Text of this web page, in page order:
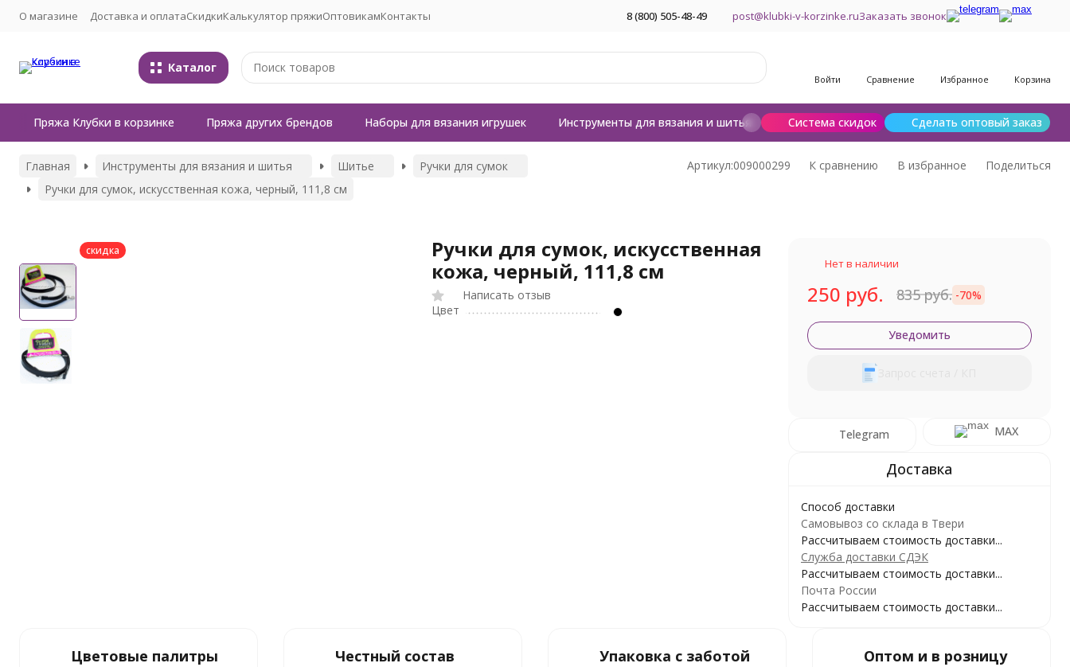
О магазине Доставка и оплатаСкидкиКалькулятор пряжиОптовикамКонтакты 8 (800) 505-48-49 post@klubki-v-korzinke.ruЗаказать звонок
Каталог
Войти Сравнение Избранное Корзина
Система скидок Сделать оптовый заказ
Пряжа Клубки в корзинке Пряжа других брендов Наборы для вязания игрушек Инструменты для вязания и шитья Шерсть для валяния
Главная Инструменты для вязания и шитья Шитье
Ручки для сумок
Ручки для сумок, искусственная кожа, черный, 111,8 см
Артикул:009000299 К сравнению В избранное Поделиться
скидка
Ручки для сумок, искусственная
кожа, черный, 111,8 см
Написать отзыв
Цвет
Нет в наличии
250 руб. 835 руб. -70%
Уведомить
Telegram MAX
Способ доставки
Самовывоз со склада в Твери
Рассчитываем стоимость доставки...
Служба доставки СДЭК
Рассчитываем стоимость доставки...
Почта России
Рассчитываем стоимость доставки...
Цветовые палитры Честный состав Упаковка с заботой Оптом и в розницу